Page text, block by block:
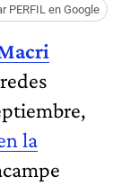
PERFIL en Google
la